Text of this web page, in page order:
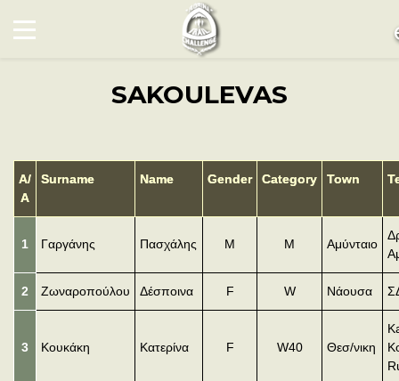
SAKOULEVAS
Α/
Α
Surname Name Gender Category Town
1 Γαργάνης Πασχάλης Μ Μ Αμύνταιο
2 Ζωναροπούλου Δέσποινα F W Νάουσα
3 Κουκάκη Κατερίνα F W40 Θεσ/νικη